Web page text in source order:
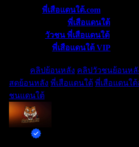
พี่เสือแดนใต้.com
พี่เสือแดนใต้
วัวชน พี่เสือแดนใต้
พี่เสือแดนใต้ VIP
คลิปย้อนหลัง คลิปวัวชนย้อนหลั
สดย้อนหลัง พี่เสือแดนใต้ พี่เสือแดนใ
ชนแดนใต้